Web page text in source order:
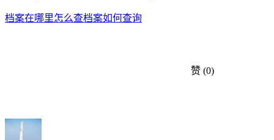
档案在哪里怎么查档案如何查询
赞 (0)